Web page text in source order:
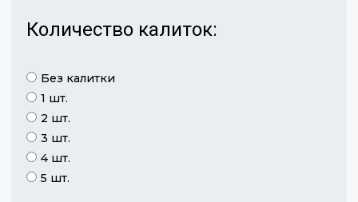
Количество калиток:
Без калитки
1 шт.
2 шт.
3 шт.
4 шт.
5 шт.